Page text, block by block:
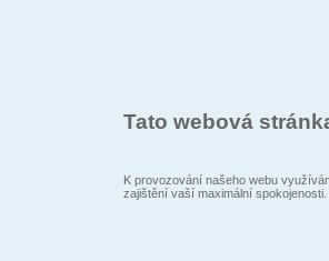
Tato webová
K provozování našeho webu
zajištění vaší maximální